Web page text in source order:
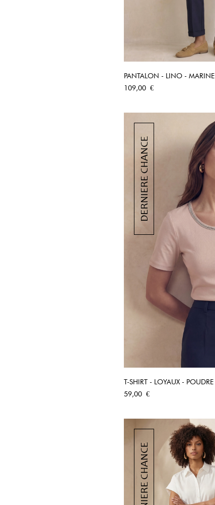
PANTALON - LINO - MARINE
Prix
109,00 €
T-SHIRT - LOYAUX - POUDRE
Prix
59,00 €